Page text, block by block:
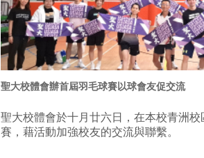
聖大校體會辦首屆羽毛球賽以球會友促交流
聖大校體會於十月廿六日，在本校青洲
賽，藉活動加強校友的交流與聯繫。